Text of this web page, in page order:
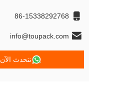
86-15338292768
info@toupack.com
نتحدث الآن